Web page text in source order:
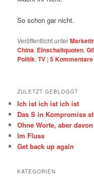
So schon gar nicht.
Veröffentlicht unter
China, Einschaltquoten,
Politik,TV |5Kommentare
ZULETZT GEBLOGGT
Ich ist ich ist ich ist
Das S in Kompromiss
Ohne Worte, aber
Im Fluss
Get back up again
KATEGORIEN